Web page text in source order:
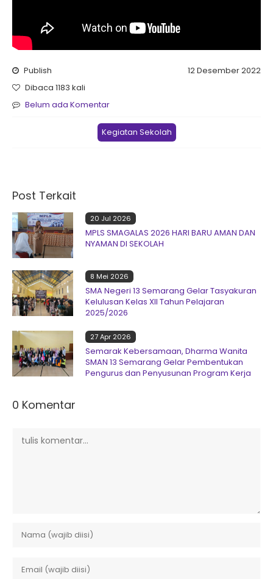
Publish
12 Desember 2022
Dibaca 1183 kali
Belum ada Komentar
Kegiatan Sekolah
Post Terkait
20 Jul 2026
MPLS SMAGALAS 2026 HARI BARU AMAN DAN
NYAMAN DI SEKOLAH
8 Mei 2026
SMA Negeri 13 Semarang Gelar Tasyakuran
Kelulusan Kelas XII Tahun Pelajaran
2025/2026
27 Apr 2026
Semarak Kebersamaan, Dharma Wanita
SMAN 13 Semarang Gelar Pembentukan
Pengurus dan Penyusunan Program Kerja
0 Komentar